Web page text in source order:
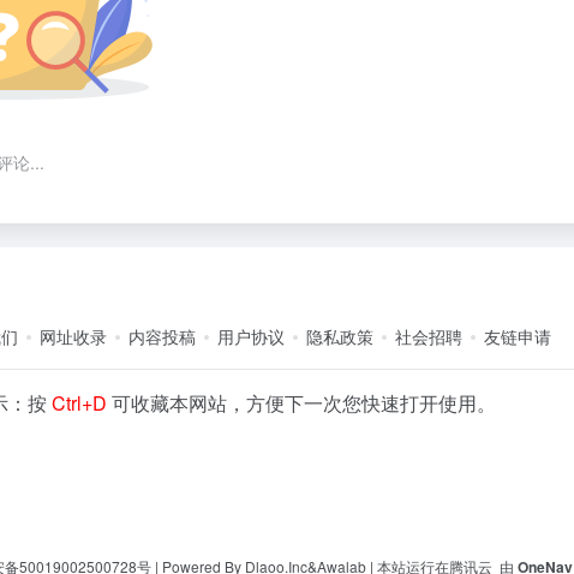
论...
网址收录 内容投稿 用户协议 隐私政策 社会招聘 友链申请
：按Ctrl+D可收藏本网站，方便下一次您快速打开使用。
备50019002500728号 | Powered By Dlaoo.Inc&Awalab | 本站运行在腾讯云 由 OneNav